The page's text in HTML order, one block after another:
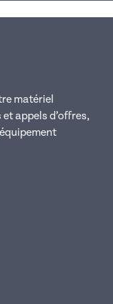
matériel
appels d’offres,